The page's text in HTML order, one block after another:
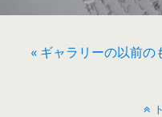
« ギャラリーの以前の